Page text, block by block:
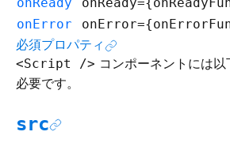
onError
必須プロパティ
<Script /> コンポーネントには
必要です。
src